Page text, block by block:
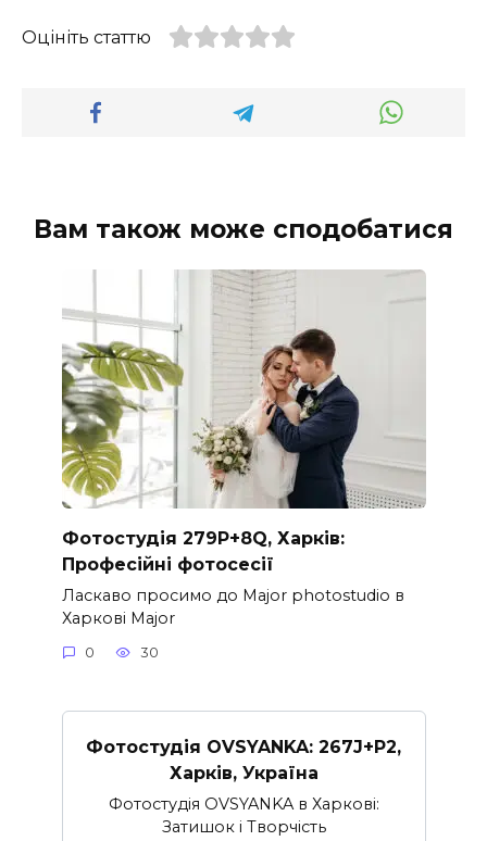
Оцініть статтю
Вам також може сподобатися
Фотостудія 279P+8Q, Харків:
Професійні фотосесії
Ласкаво просимо до Major photostudio в
Харкові Major
0 30
Фотостудія OVSYANKA: 267J+P2,
Харків, Україна
Фотостудія OVSYANKA в Харкові:
Затишок і Творчість